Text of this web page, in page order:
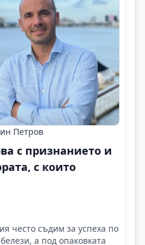
Петров
с признанието и
с които
често съдим за успеха по
а под опаковката